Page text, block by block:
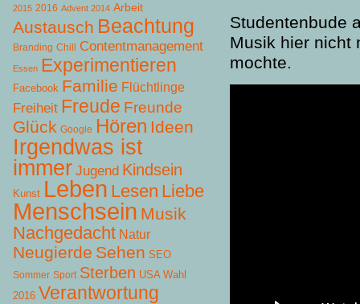
Studentenbude
Musik hier nicht
mochte.
2015 2016 Advent 2014 Arbeit
Austausch Beachtung
Branding Chill Contentmanagement
Essen Experimentieren
Facebook Familie Flüchtlinge
Freiheit Freude Freunde
Glück Google Hören Ideen
Irgendwas ist
immer Jugend Kindsein
Kunst Leben Lesen Liebe
Menschsein Musik
Nachgedacht Natur
Neugierde Sehen SEO
Sommer Sport Sterben USA Wahl
2016 Verantwortung